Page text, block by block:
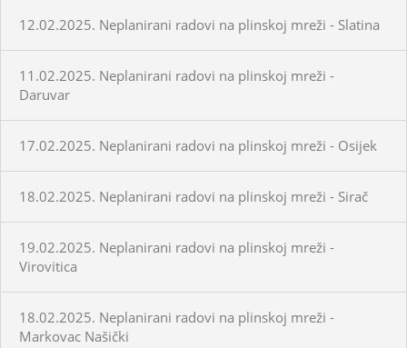
12.02.2025. Neplanirani radovi na plinskoj mreži - Slatina
11.02.2025. Neplanirani radovi na plinskoj mreži -
Daruvar
17.02.2025. Neplanirani radovi na plinskoj mreži - Osijek
18.02.2025. Neplanirani radovi na plinskoj mreži - Sirač
19.02.2025. Neplanirani radovi na plinskoj mreži -
Virovitica
18.02.2025. Neplanirani radovi na plinskoj mreži -
Markovac Našički